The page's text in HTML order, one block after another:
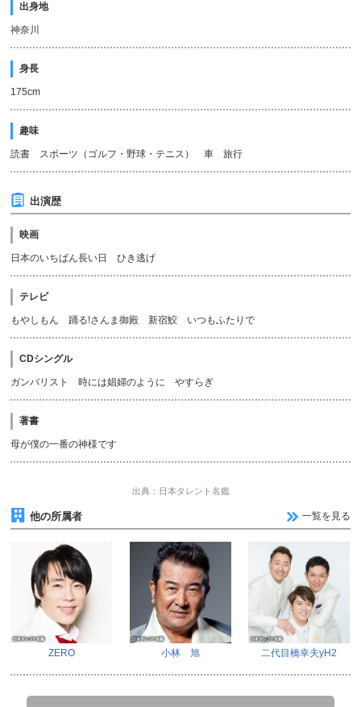
出身地
神奈川
身長
175cm
趣味
読書 スポーツ（ゴルフ・野球・テニス） 車 旅行
出演歴
映画
日本のいちばん長い日 ひき逃げ
テレビ
もやしもん 踊る!さんま御殿 新宿鮫 いつもふたりで
CDシングル
ガンバリスト 時には娼婦のように やすらぎ
著書
母が僕の一番の神様です
出典：日本タレント名鑑
他の所属者 一覧を見る
ZERO 小林 旭 二代目橋幸夫yH2